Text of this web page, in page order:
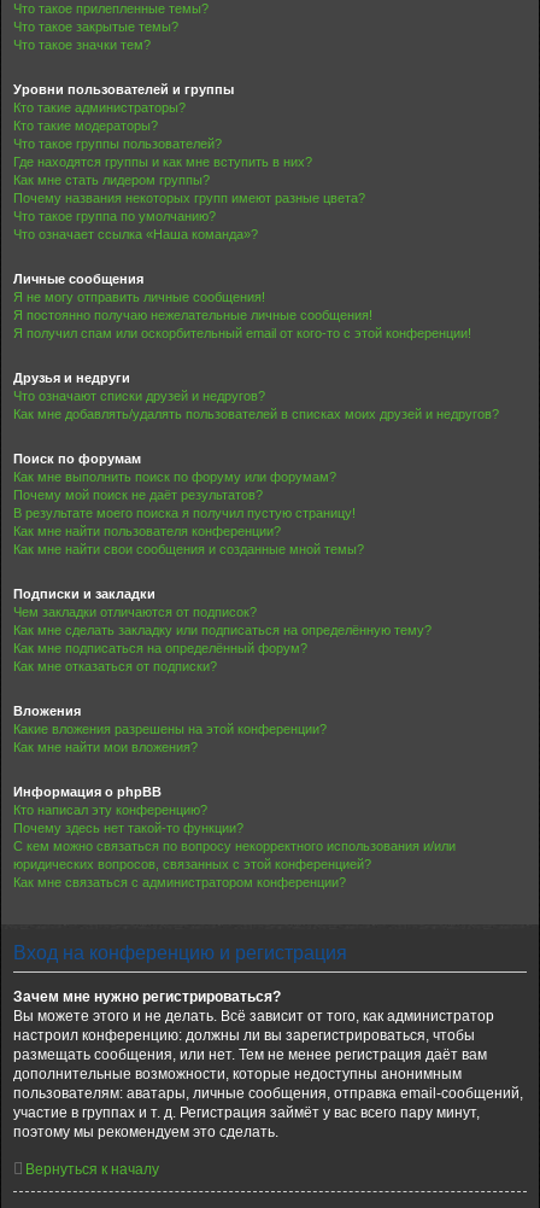
Что такое прилепленные темы?
Что такое закрытые темы?
Что такое значки тем?
Уровни пользователей и группы
Кто такие администраторы?
Кто такие модераторы?
Что такое группы пользователей?
Где находятся группы и как мне вступить в них?
Как мне стать лидером группы?
Почему названия некоторых групп имеют разные цвета?
Что такое группа по умолчанию?
Что означает ссылка «Наша команда»?
Личные сообщения
Я не могу отправить личные сообщения!
Я постоянно получаю нежелательные личные сообщения!
Я получил спам или оскорбительный email от кого-то с этой конференции!
Друзья и недруги
Что означают списки друзей и недругов?
Как мне добавлять/удалять пользователей в списках моих друзей и недругов?
Поиск по форумам
Как мне выполнить поиск по форуму или форумам?
Почему мой поиск не даёт результатов?
В результате моего поиска я получил пустую страницу!
Как мне найти пользователя конференции?
Как мне найти свои сообщения и созданные мной темы?
Подписки и закладки
Чем закладки отличаются от подписок?
Как мне сделать закладку или подписаться на определённую тему?
Как мне подписаться на определённый форум?
Как мне отказаться от подписки?
Вложения
Какие вложения разрешены на этой конференции?
Как мне найти мои вложения?
Информация о phpBB
Кто написал эту конференцию?
Почему здесь нет такой-то функции?
С кем можно связаться по вопросу некорректного использования и/или
юридических вопросов, связанных с этой конференцией?
Как мне связаться с администратором конференции?
Вход на конференцию и регистрация
Зачем мне нужно регистрироваться?
Вы можете этого и не делать. Всё зависит от того, как администратор
настроил конференцию: должны ли вы зарегистрироваться, чтобы
размещать сообщения, или нет. Тем не менее регистрация даёт вам
дополнительные возможности, которые недоступны анонимным
пользователям: аватары, личные сообщения, отправка email-сообщений,
участие в группах и т. д. Регистрация займёт у вас всего пару минут,
поэтому мы рекомендуем это сделать.
Вернуться к началу